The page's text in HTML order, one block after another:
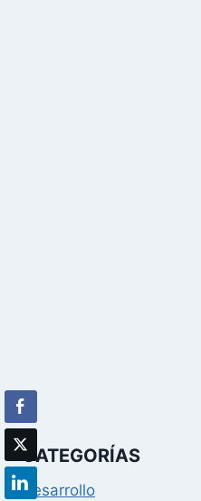
CATEGORÍAS
Desarrollo